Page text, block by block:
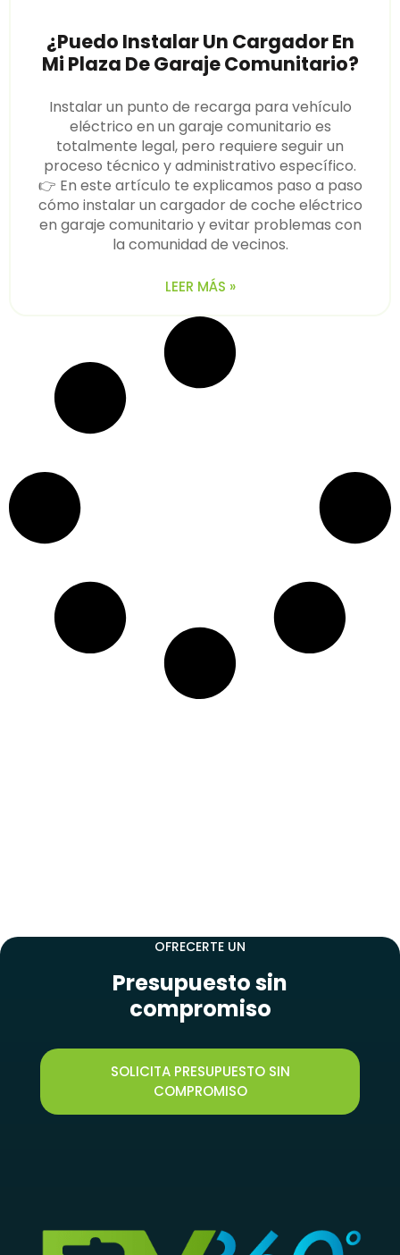
¿Puedo Instalar Un Cargador En
Mi Plaza De Garaje Comunitario?
Instalar un punto de recarga para vehículo
eléctrico en un garaje comunitario es
totalmente legal, pero requiere seguir un
proceso técnico y administrativo específico.
👉 En este artículo te explicamos paso a paso
cómo instalar un cargador de coche eléctrico
en garaje comunitario y evitar problemas con
la comunidad de vecinos.
LEER MÁS »
OFRECERTE UN
Presupuesto sin
compromiso
SOLICITA PRESUPUESTO SIN
COMPROMISO